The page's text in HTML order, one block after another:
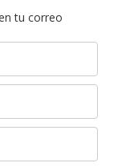
tu correo